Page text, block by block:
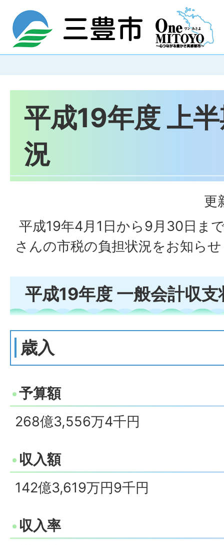
平成19年度 上
況
更
平成19年4月1日から9月30日ま
さんの市税の負担状況をお知ら
平成19年度 一般会計収支
歳入
予算額
268億3,556万4千円
収入額
142億3,619万円9千円
収入率